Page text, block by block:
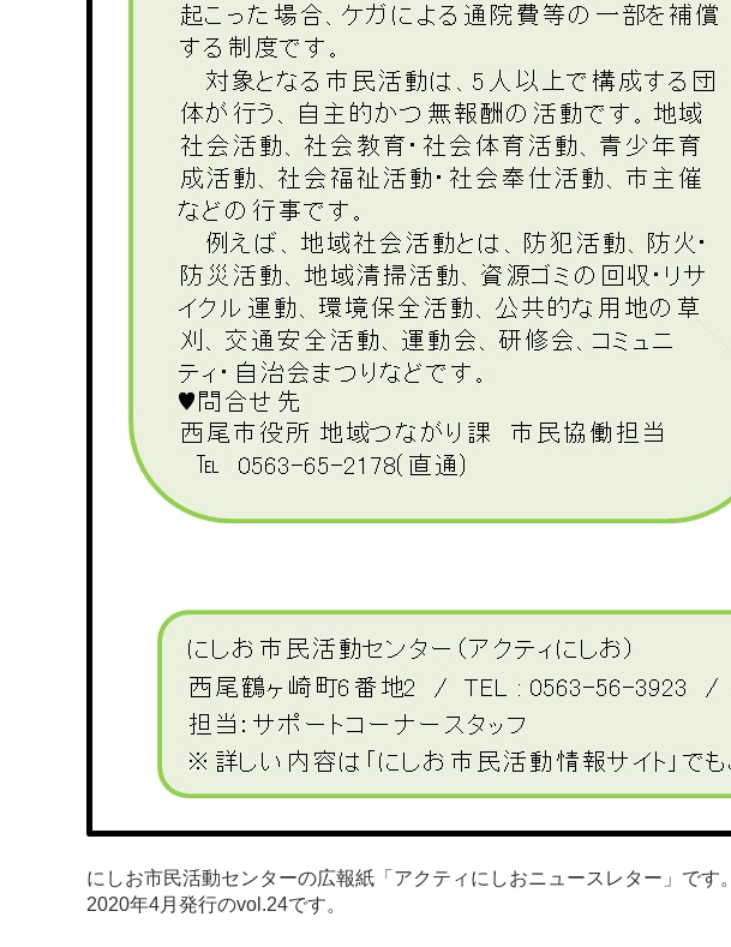
にしお市民活動センターの広報紙「アクティにしおニュースレター」です。
2020年4月発行のvol.24です。